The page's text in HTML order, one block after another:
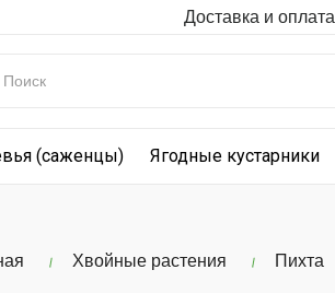
Доставка и оплата
(саженцы) Ягодные кустарники
Хвойные растения Пихта